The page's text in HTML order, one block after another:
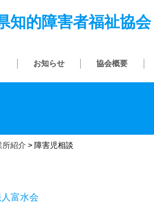
知的障害者福祉協会
お知らせ 協会概要
所紹介 > 障害児相談
富水会